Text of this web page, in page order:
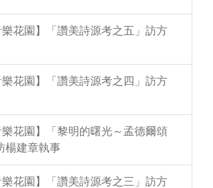
花園】「讚美詩源考之五」訪方
花園】「讚美詩源考之四」訪方
花園】「黎明的曙光～孟德爾頌
楊建章執事
花園】「讚美詩源考之三」訪方